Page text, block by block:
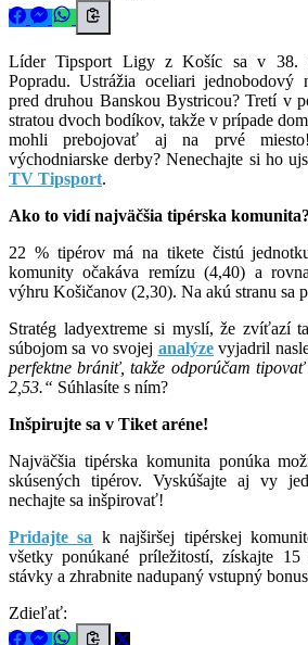
Líder Tipsport Ligy z Košíc sa v 38.
Popradu. Ustrážia oceliari
pred druhou Banskou Bystricou? Tretí v
stratou dvoch bodíkov, takže v prípade
mohli prebojovať aj na prvé
východniarske derby? Nenechajte si ho
TV Tipsport.
Ako to vidí najväčšia tipérska komunita?
22 % tipérov má na tikete čistú
komunity očakáva remízu (4,40) a
výhru Košičanov (2,30). Na akú stranu sa
Stratég ladyextreme si myslí, že zvíťazí
súbojom sa vo svojej analýzevyjadril
perfektne brániť, takže odporúčam
2,53.“ Súhlasíte s ním?
Inšpirujte sa v Tiket aréne!
Najväčšia tipérska komunita ponúka
skúsených tipérov. Vyskúšajte aj vy
nechajte sa inšpirovať!
Pridajte sa k najširšej tipérskej
všetky ponúkané príležitostí, získajte
stávky a zhrabnite nadupaný vstupný
Zdieľať: